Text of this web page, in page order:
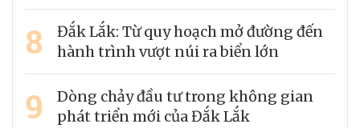
8
Đắk Lắk: Từ quy hoạch mở đường đến
hành trình vượt núi ra biển lớn
9
Dòng chảy đầu tư trong không gian
phát triển mới của Đắk Lắk